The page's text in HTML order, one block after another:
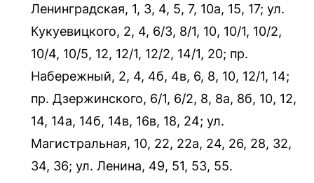
Ленинградская, 1, 3, 4, 5, 7, 10а, 15, 17; ул.
Кукуевицкого, 2, 4, 6/3, 8/1, 10, 10/1, 10/2,
10/4, 10/5, 12, 12/1, 12/2, 14/1, 20; пр.
Набережный, 2, 4, 4б, 4в, 6, 8, 10, 12/1, 14;
пр. Дзержинского, 6/1, 6/2, 8, 8а, 8б, 10, 12,
14, 14а, 14б, 14в, 16в, 18, 24; ул.
Магистральная, 10, 22, 22а, 24, 26, 28, 32,
34, 36; ул. Ленина, 49, 51, 53, 55.